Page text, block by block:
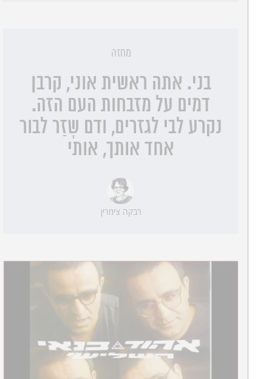
מחזה
בני. אתה ראשית אוני, קרבן
דמים על מזבחות העם הזה.
נקרע לבי לגזרים, ודם שָזַר לבור
אחד אותך, אותי
רבקה צימרין